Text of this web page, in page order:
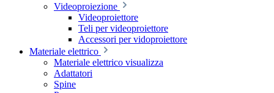
Videoproiezione
Videoproiettore
Teli per videoproiettore
Accessori per vidoproiettore
Materiale elettrico
Materiale elettrico visualizza
Adattatori
Spine